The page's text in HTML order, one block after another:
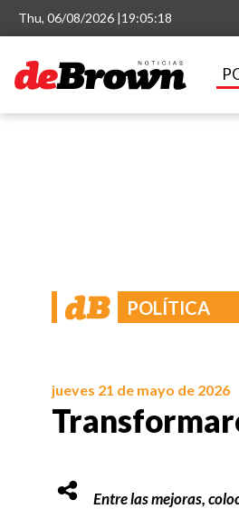
Thu, 06/08/2026 |19:05:20
POLÍTICA
jueves 21 de mayo de 2026
Entre las mejoras,